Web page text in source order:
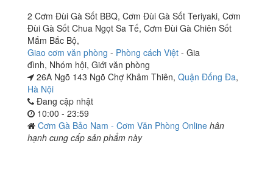
2 Cơm Đùi Gà Sốt BBQ, Cơm Đùi Gà Sốt Teriyaki, Cơm
Đùi Gà Sốt Chua Ngọt Sa Tế, Cơm Đùi Gà Chiên Sốt
Mắm Bắc Bộ,
Giao cơm văn phòng - Phòng cách Việt - Gia
đình, Nhóm hội, Giới văn phòng
26A Ngõ 143 Ngõ Chợ Khâm Thiên, Quận Đống Đa,
Hà Nội
Đang cập nhật
10:00 - 23:59
Cơm Gà Bảo Nam - Cơm Văn Phòng Online hân
hạnh cung cấp sản phẩm này